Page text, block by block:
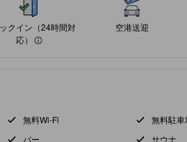
クイン（24時間対
応）
空港送迎
無料Wi-Fi 無料駐車
バー サウナ